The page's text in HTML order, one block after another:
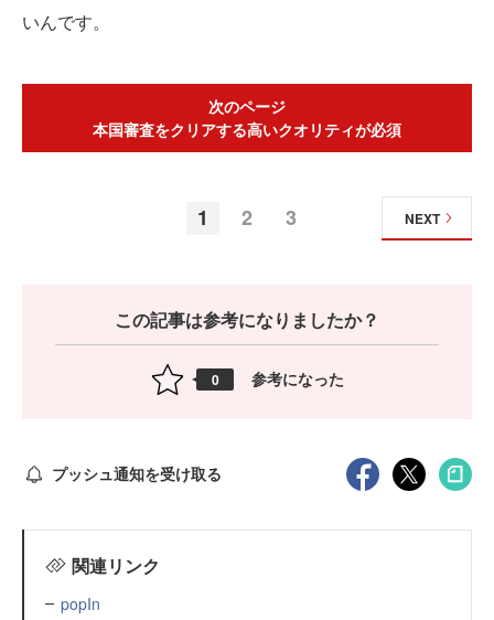
いんです。
次のページ
本国審査をクリアする高いクオリティが必須
1 2 3 NEXT
この記事は参考になりましたか？
0 参考になった
プッシュ通知を受け取る
関連リンク
popIn